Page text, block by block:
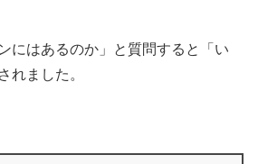
にはあるのか」と質問すると「い
れました。